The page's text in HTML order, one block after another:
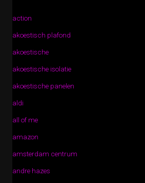
action
akoestisch plafond
akoestische
akoestische isolatie
akoestische panelen
aldi
all of me
amazon
amsterdam centrum
andre hazes